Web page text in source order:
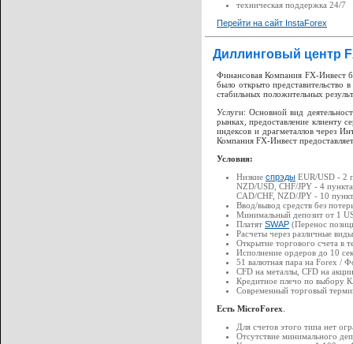
техническая поддержка 24/7
Перейти на сайт InstaForex
Диллинговый центр
Финансовая Компания FX-Инвест
было открыто представительство
стабильных положительных
Услуги: Основной вид
рынках, предоставление клиенту
индексов и драгметаллов через
Компания FX-Инвест
Условия:
Низкие спрэды EUR/USD - 2
NZD/USD, CHF/JPY - 4
CAD/CHF, NZD/JPY - 10
Ввод/вывод средств без
Минимальный депозит от 1
Платят SWAP (Перенос
Расчеты через различные
Открытие торгового счета в
Исполнение ордеров до 10
51 валютная пара на Forex /
CFD на металлы, CFD на
Кредитное плечо по выбору
Современный торговый
Есть MicroForex
Для счетов этого типа нет
Отсутствие минимального